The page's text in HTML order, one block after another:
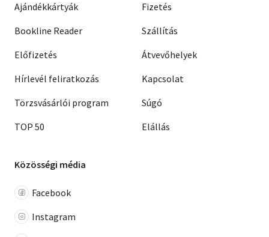
Ajándékkártyák
Bookline Reader
Előfizetés
Hírlevél feliratkozás
Törzsvásárlói program
TOP 50
Fizetés
Szállítás
Átvevőhelyek
Kapcsolat
Súgó
Elállás
Közösségi média
Facebook
Instagram